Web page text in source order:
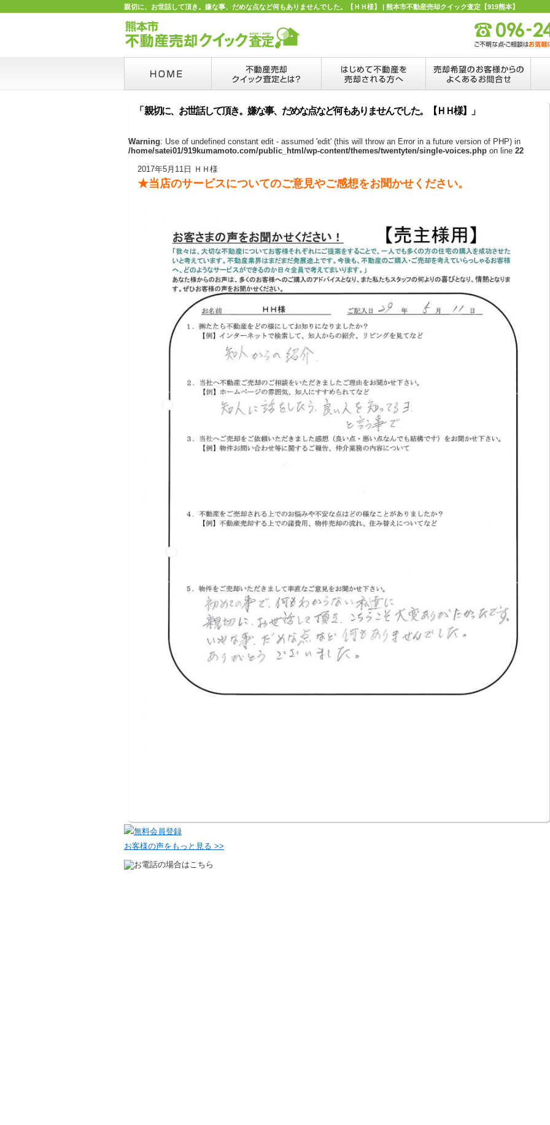
親切に、お世話して頂き。嫌な事、だめな点など何もありませんでした。【ＨＨ様】 | 熊本市不動産売却クイック査定【919熊本】
「 親切に、お世話して頂き。嫌な事、だめな点など何もありませんでした。【ＨＨ様】」
Warning: Use of undefined constant edit - assumed 'edit' (this will throw an Error in a future version of PHP) in
/home/satei01/919kumamoto.com/public_html/wp-content/themes/twentyten/single-voices.php on line 22
2017年5月11日 ＨＨ様
★当店のサービスについてのご意見やご感想をお聞かせください。
お客様の声をもっと見る >>